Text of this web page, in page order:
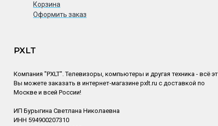
Корзина
Оформить заказ
PXLT
Компания "PXLT". Телевизоры, компьютеры и другая техника - всё
Вы можете заказать в интернет-магазине pxlt.ru с доставкой по
Москве и всей России!
ИП Бурыгина Светлана Николаевна
ИНН 594900207310